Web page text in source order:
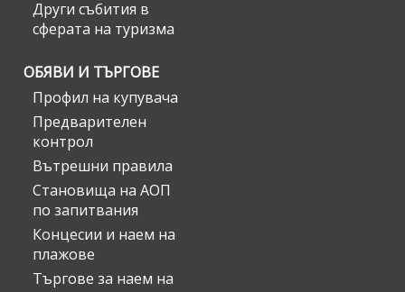
Други събития в
сферата на туризма
ОБЯВИ И ТЪРГОВЕ
Профил на купувача
Предварителен
контрол
Вътрешни правила
Становища на АОП
по запитвания
Концесии и наем на
плажове
Търгове за наем на